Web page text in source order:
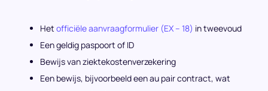
Het officiële aanvraagformulier (EX – 18) in tweevoud
Een geldig paspoort of ID
Bewijs van ziektekostenverzekering
Een bewijs, bijvoorbeeld een au pair contract, wat